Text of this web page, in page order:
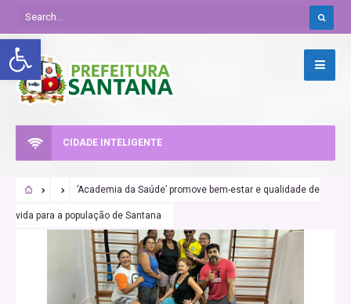
Abrir a barra de ferramentas
CIDADE INTELIGENTE
’Academia da Saúde’ promove bem-estar e qualidade de
vida para a população de Santana